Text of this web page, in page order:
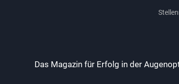
Das Magazin für Erfolg in der